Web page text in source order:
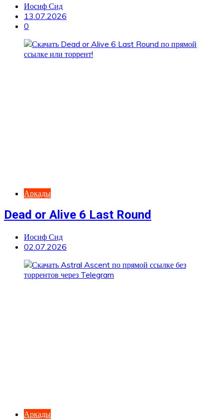
Иосиф Сид
13.07.2026
0
Аркады
Dead or Alive 6 Last Round
Иосиф Сид
02.07.2026
Аркады